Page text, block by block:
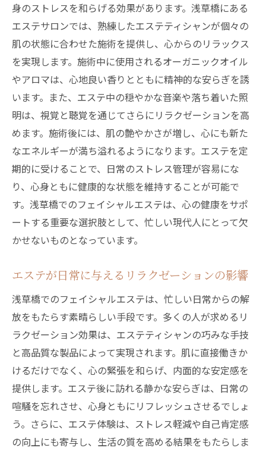
身のストレスを和らげる効果があります。浅草橋にある
エステサロンでは、熟練したエステティシャンが個々の
肌の状態に合わせた施術を提供し、心からのリラックス
を実現します。施術中に使用されるオーガニックオイル
やアロマは、心地良い香りとともに精神的な安らぎを誘
います。また、エステ中の穏やかな音楽や落ち着いた照
明は、視覚と聴覚を通じてさらにリラクゼーションを高
めます。施術後には、肌の艶やかさが増し、心にも新た
なエネルギーが満ち溢れるようになります。エステを定
期的に受けることで、日常のストレス管理が容易にな
り、心身ともに健康的な状態を維持することが可能で
す。浅草橋でのフェイシャルエステは、心の健康をサポ
ートする重要な選択肢として、忙しい現代人にとって欠
かせないものとなっています。
エステが日常に与えるリラクゼーションの影響
浅草橋でのフェイシャルエステは、忙しい日常からの解
放をもたらす素晴らしい手段です。多くの人が求めるリ
ラクゼーション効果は、エステティシャンの巧みな手技
と高品質な製品によって実現されます。肌に直接働きか
けるだけでなく、心の緊張を和らげ、内面的な安定感を
提供します。エステ後に訪れる静かな安らぎは、日常の
喧騒を忘れさせ、心身ともにリフレッシュさせるでしょ
う。さらに、エステ体験は、ストレス軽減や自己肯定感
の向上にも寄与し、生活の質を高める結果をもたらしま